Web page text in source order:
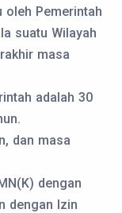
oleh Pemerintah
suatu Wilayah
masa
adalah 30
dan masa
dengan
dengan Izin